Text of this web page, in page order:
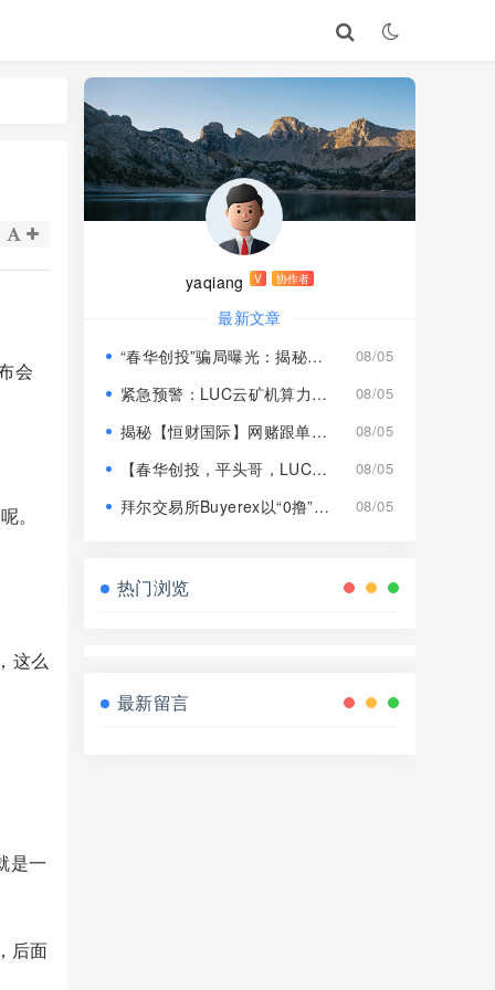
会
。
这么
是一
后面
yaqiang V 协作者
最新文章
“春华创投”骗局曝光：揭秘项目盘的欺诈手法!
08/05
紧急预警：LUC云矿机算力项目风险激增，高额挖矿收益背后全是套路 08/05
揭秘【恒财国际】网赌跟单盘深度风险预警！ 08/05
【春华创投，平头哥，LUC永久矿机】这3个项目都是骗局！已经收割，速度撤离！ 08/05
拜尔交易所Buyerex以“0撸”为噱头的分红类资金盘骗局，远离！ 08/05
热门浏览
最新留言